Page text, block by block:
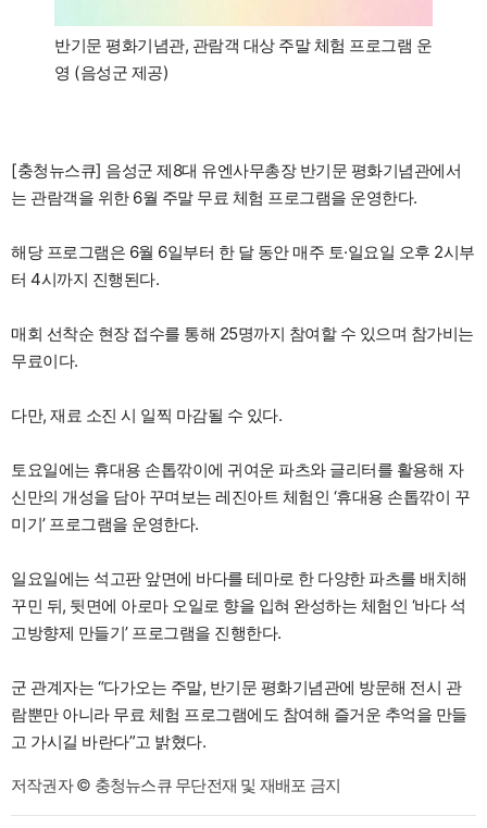
반기문 평화기념관, 관람객 대상 주말 체험 프로그램 운
영 (음성군 제공)
[충청뉴스큐] 음성군 제8대 유엔사무총장 반기문 평화기념관에서
는 관람객을 위한 6월 주말 무료 체험 프로그램을 운영한다.
해당 프로그램은 6월 6일부터 한 달 동안 매주 토·일요일 오후 2시부
터 4시까지 진행된다.
매회 선착순 현장 접수를 통해 25명까지 참여할 수 있으며 참가비는
무료이다.
다만, 재료 소진 시 일찍 마감될 수 있다.
토요일에는 휴대용 손톱깎이에 귀여운 파츠와 글리터를 활용해 자
신만의 개성을 담아 꾸며보는 레진아트 체험인 ‘휴대용 손톱깎이 꾸
미기’ 프로그램을 운영한다.
일요일에는 석고판 앞면에 바다를 테마로 한 다양한 파츠를 배치해
꾸민 뒤, 뒷면에 아로마 오일로 향을 입혀 완성하는 체험인 ‘바다 석
고방향제 만들기’ 프로그램을 진행한다.
군 관계자는 “다가오는 주말, 반기문 평화기념관에 방문해 전시 관
람뿐만 아니라 무료 체험 프로그램에도 참여해 즐거운 추억을 만들
고 가시길 바란다”고 밝혔다.
저작권자 © 충청뉴스큐 무단전재 및 재배포 금지